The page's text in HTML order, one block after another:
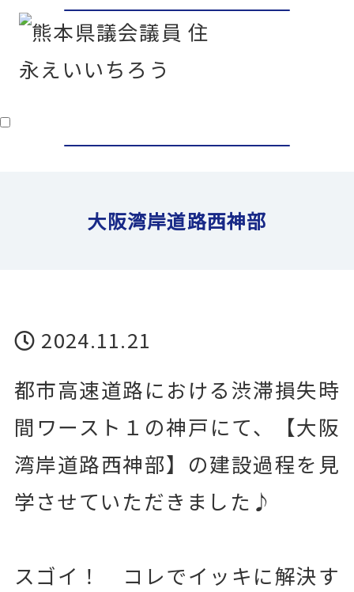
政策・想い
活動報告
大阪湾岸道路西神部
2024.11.21
都市高速道路における渋滞損失時
間ワースト１の神戸にて、【大阪
湾岸道路西神部】の建設過程を見
学させていただきました♪
スゴイ！ コレでイッキに解決す